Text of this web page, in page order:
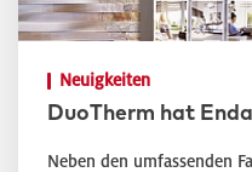
Neuigkeiten
DuoTherm hat
Neben den umfassenden